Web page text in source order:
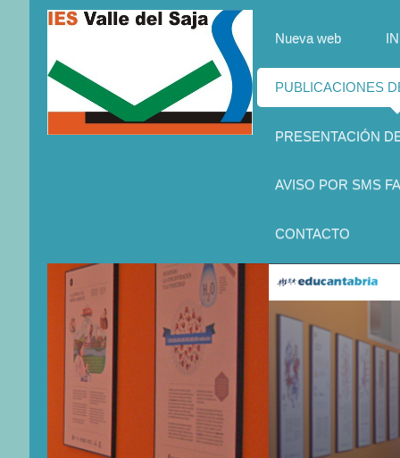
Nueva web
PUBLICACIONES
PRESENTACIÓN
AVISO POR SMS
CONTACTO